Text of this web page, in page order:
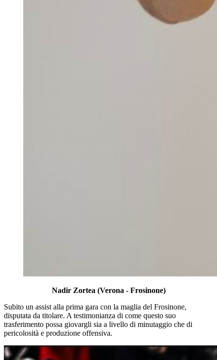
Nadir Zortea (Verona - Frosinone)
Subito un assist alla prima gara con la maglia del Frosinone,
disputata da titolare. A testimonianza di come questo suo
trasferimento possa giovargli sia a livello di minutaggio che di
pericolosità e produzione offensiva.